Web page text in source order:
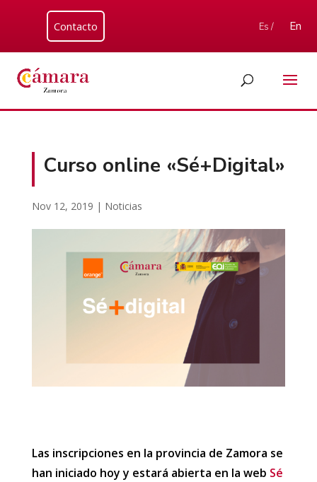
Contacto Es / En
Curso online «Sé+Digital»
Nov 12, 2019 | Noticias
Las inscripciones en la provincia de Zamora se
han iniciado hoy y estará abierta en la web Sé